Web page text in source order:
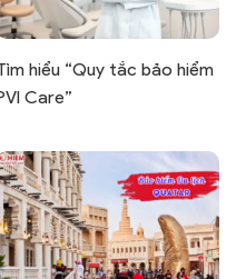
hiểu “Quy tắc bảo hiểm
Care”